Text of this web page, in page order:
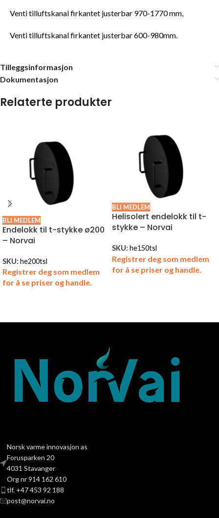
Venti tilluftskanal firkantet justerbar 970-1770 mm,
Venti tilluftskanal firkantet justerbar 600-980mm.
Tilleggsinformasjon
Dokumentasjon
Relaterte produkter
BLI MEDLEM
Endelokk til t-stykke ø200
– Norvai
SKU: he200tsl
Registrer deg som medlem
for å se priser og handle.
BLI MEDLEM
Helisolert endelokk til t-
stykke – Norvai
SKU: he150tsl
Registrer deg som medlem
for å se priser og handle.
Norsk varme innovasjon as
Forusparken 20
4031 Stavanger
Org nr 914 162 610
tlf. +47 453 92 188
post@norvai.no